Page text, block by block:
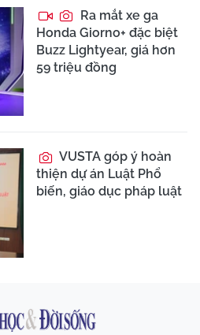
Ra mắt xe ga
Honda Giorno+ đặc biệt
Buzz Lightyear, giá hơn
59 triệu đồng
VUSTA góp ý hoàn
thiện dự án Luật Phổ
biến, giáo dục pháp luật